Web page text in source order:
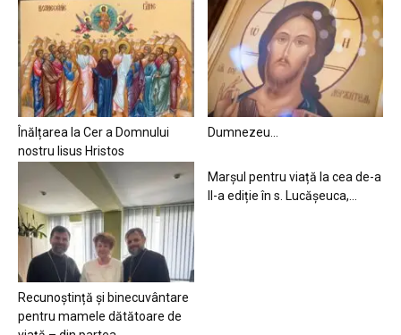
Înălțarea la Cer a Domnului
nostru Iisus Hristos
Dumnezeu…
Recunoștință și binecuvântare
pentru mamele dătătoare de
Marșul pentru viață la cea de-a
II-a ediție în s. Lucășeuca,...